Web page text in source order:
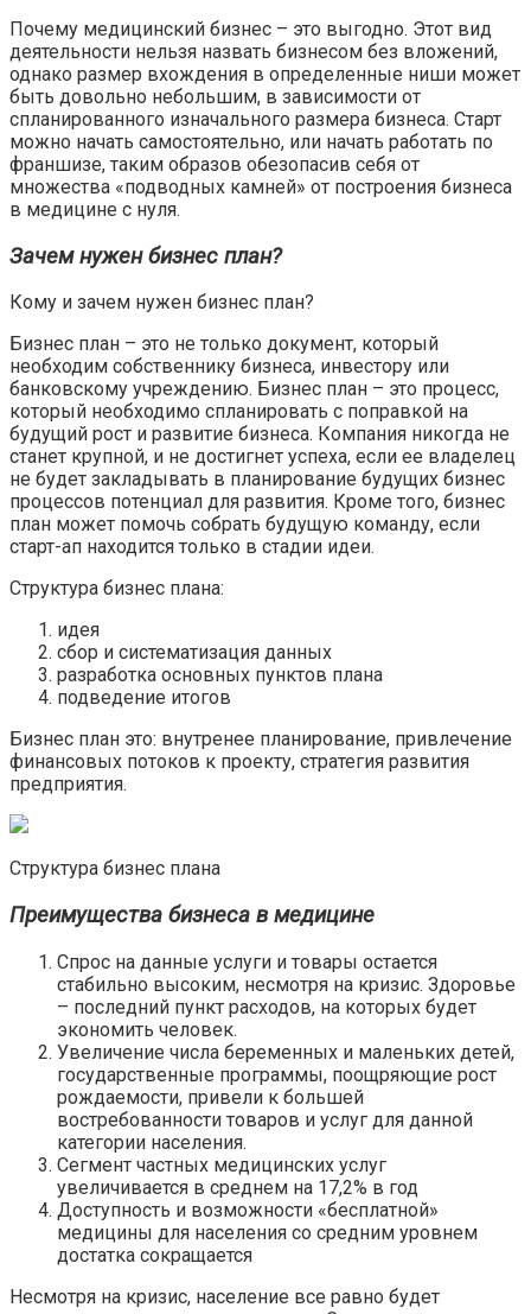
Почему медицинский бизнес – это выгодно. Этот вид
деятельности нельзя назвать бизнесом без вложений,
однако размер вхождения в определенные ниши может
быть довольно небольшим, в зависимости от
спланированного изначального размера бизнеса. Старт
можно начать самостоятельно, или начать работать по
франшизе, таким образов обезопасив себя от
множества «подводных камней» от построения бизнеса
в медицине с нуля.
Зачем нужен бизнес план?
Кому и зачем нужен бизнес план?
Бизнес план – это не только документ, который
необходим собственнику бизнеса, инвестору или
банковскому учреждению. Бизнес план – это процесс,
который необходимо спланировать с поправкой на
будущий рост и развитие бизнеса. Компания никогда не
станет крупной, и не достигнет успеха, если ее владелец
не будет закладывать в планирование будущих бизнес
процессов потенциал для развития. Кроме того, бизнес
план может помочь собрать будущую команду, если
старт-ап находится только в стадии идеи.
Структура бизнес плана:
идея
сбор и систематизация данных
разработка основных пунктов плана
подведение итогов
Бизнес план это: внутренее планирование, привлечение
финансовых потоков к проекту, стратегия развития
предприятия.
Структура бизнес плана
Преимущества бизнеса в медицине
Спрос на данные услуги и товары остается
стабильно высоким, несмотря на кризис. Здоровье
– последний пункт расходов, на которых будет
экономить человек.
Увеличение числа беременных и маленьких детей,
государственные программы, поощряющие рост
рождаемости, привели к большей
востребованности товаров и услуг для данной
категории населения.
Сегмент частных медицинских услуг
увеличивается в среднем на 17,2% в год
Доступность и возможности «бесплатной»
медицины для населения со средним уровнем
достатка сокращается
Несмотря на кризис, население все равно будет